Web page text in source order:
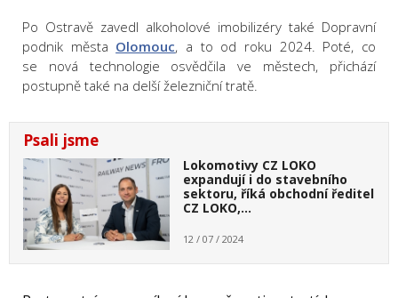
Po Ostravě zavedl alkoholové imobilizéry také Dopravní
podnik města Olomouc, a to od roku 2024. Poté, co
se nová technologie osvědčila ve městech, přichází
postupně také na delší železniční tratě.
Psali jsme
Lokomotivy CZ LOKO
expandují i do stavebního
sektoru, říká obchodní ředitel
CZ LOKO,…
12 / 07 / 2024